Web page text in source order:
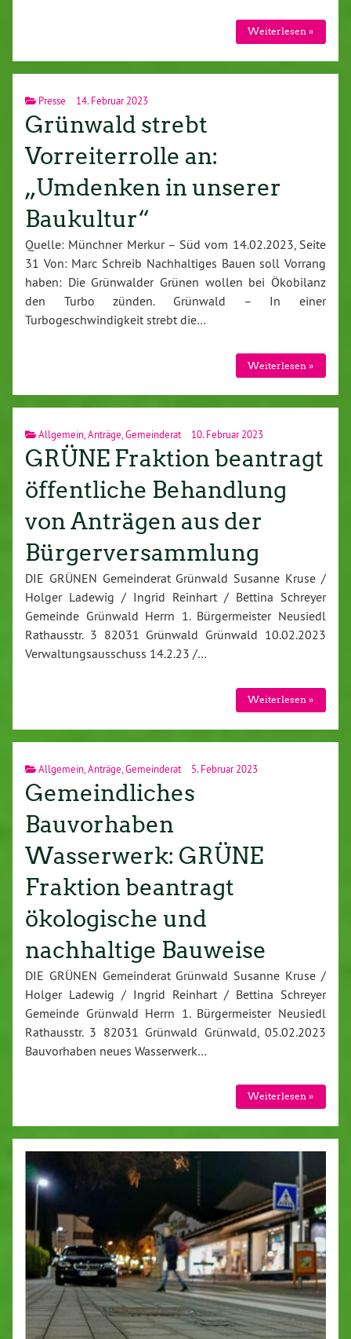
Weiterlesen »
Presse 14. Februar 2023
Grünwald strebt
Vorreiterrolle an:
„Umdenken in unserer
Baukultur“
Quelle: Münchner Merkur – Süd vom 14.02.2023, Seite
31 Von: Marc Schreib Nachhaltiges Bauen soll Vorrang
haben: Die Grünwalder Grünen wollen bei Ökobilanz
den Turbo zünden. Grünwald – In einer
Turbogeschwindigkeit strebt die…
Weiterlesen »
Allgemein,Anträge,Gemeinderat 10. Februar 2023
GRÜNE Fraktion beantragt
öffentliche Behandlung
von Anträgen aus der
Bürgerversammlung
DIE GRÜNEN Gemeinderat Grünwald Susanne Kruse /
Holger Ladewig / Ingrid Reinhart / Bettina Schreyer
Gemeinde Grünwald Herrn 1. Bürgermeister Neusiedl
Rathausstr. 3 82031 Grünwald Grünwald 10.02.2023
Verwaltungsausschuss 14.2.23 /…
Weiterlesen »
Allgemein Anträge Gemeinderat 5. Februar 2023
Gemeindliches
Bauvorhaben
Wasserwerk: GRÜNE
Fraktion beantragt
ökologische und
nachhaltige Bauweise
DIE GRÜNEN Gemeinderat Grünwald Susanne Kruse /
Holger Ladewig / Ingrid Reinhart / Bettina Schreyer
Gemeinde Grünwald Herrn 1. Bürgermeister Neusiedl
Rathausstr. 3 82031 Grünwald Grünwald, 05.02.2023
Bauvorhaben neues Wasserwerk…
Weiterlesen »